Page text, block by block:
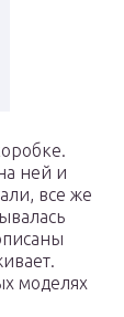
ней и
все же
моделях